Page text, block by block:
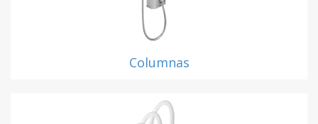
Columnas